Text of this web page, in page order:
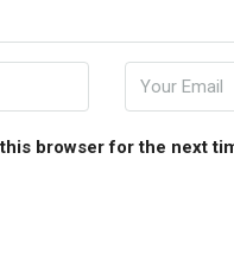
browser for the next